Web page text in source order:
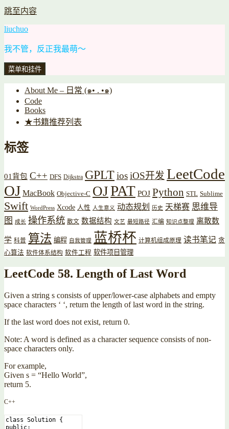
跳至内容
liuchuo
我不管，反正我最萌～
菜单和挂件
About Me – 日常 (๑• . •๑)
Code
Books
★书籍推荐列表
标签
01背包 C++ DFS Dijkstra GPLTiosiOS开发 LeetCode
OJ MacBook Objective-C OJPAT POJ Python STL Sublime
Swift WordPress Xcode 人性 人生意义 动态规划 历史 天梯赛 思维导
图
成长 操作系统 散文 数据结构 文艺 最短路径 汇编 知识点整理 离散数
学 科普 算法 编程 自我管理 蓝桥杯 计算机组成原理 读书笔记 贪
心算法 软件体系结构 软件工程 软件项目管理
LeetCode 58. Length of Last Word
Given a string s consists of upper/lower-case alphabets and empty
space characters ‘ ‘, return the length of last word in the string.
If the last word does not exist, return 0.
Note: A word is defined as a character sequence consists of non-
space characters only.
For example,
Given s = “Hello World”,
return 5.
C++